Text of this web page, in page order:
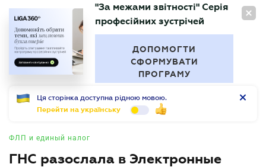
RU
БУХГАЛТЕР
"За межами звітності" Серія
професійних зустрічей
ДОПОМОГТИ
СФОРМУВАТИ
ПРОГРАМУ
Ця сторінка доступна рідною мовою.
Перейти на українську
ФЛП и единый налог
ГНС разослала в Электронные